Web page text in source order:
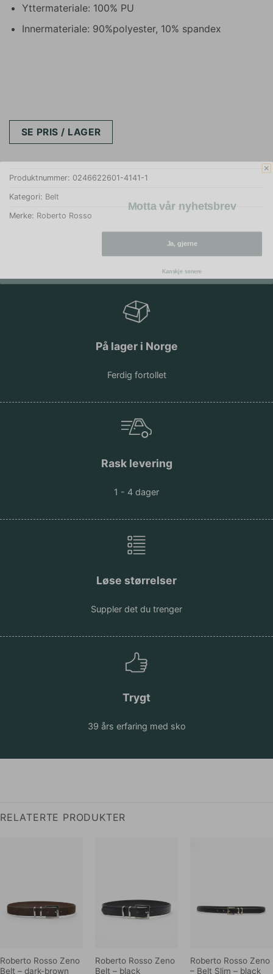
Yttermateriale: 100% PU
Innermateriale: 90%polyester, 10% spandex
SE PRIS / LAGER
Produktnummer: 0246622601-4141-1
Kategori: Belt
Merke: Roberto Rosso
På lager i Norge
Ferdig fortollet
Rask levering
1 - 4 dager
Løse størrelser
Suppler det du trenger
Trygt
39 års erfaring med sko
RELATERTE PRODUKTER
Roberto Rosso Zeno
Belt – dark-brown
Roberto Rosso Zeno
Belt – black
Roberto Rosso Zeno
– Belt Slim – black
Motta vår nyhetsbrev